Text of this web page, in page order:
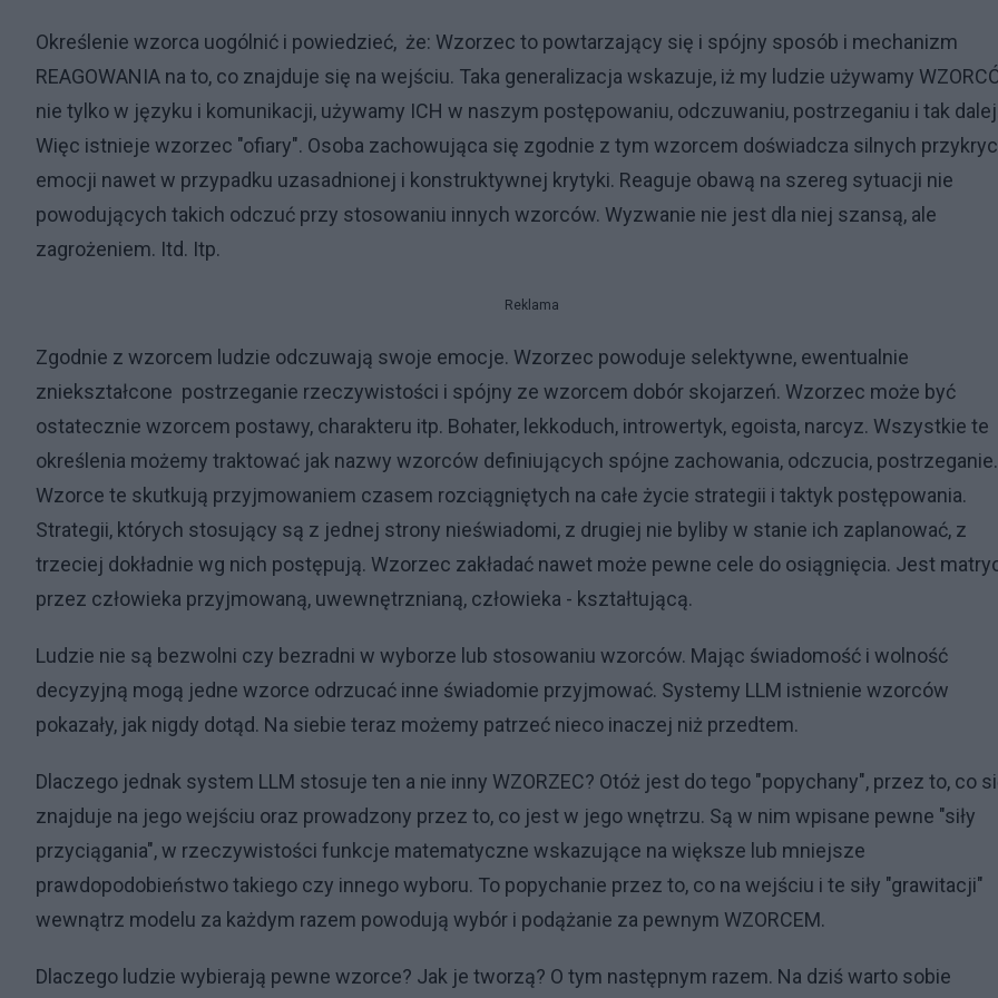
Określenie wzorca uogólnić i powiedzieć, że: Wzorzec to powtarzający się i spójny sposób i mechanizm
REAGOWANIA na to, co znajduje się na wejściu. Taka generalizacja wskazuje, iż my ludzie używamy
nie tylko w języku i komunikacji, używamy ICH w naszym postępowaniu, odczuwaniu, postrzeganiu i tak
Więc istnieje wzorzec "ofiary". Osoba zachowująca się zgodnie z tym wzorcem doświadcza silnych
emocji nawet w przypadku uzasadnionej i konstruktywnej krytyki. Reaguje obawą na szereg sytuacji nie
powodujących takich odczuć przy stosowaniu innych wzorców. Wyzwanie nie jest dla niej szansą, ale
zagrożeniem. Itd. Itp.
Reklama
Zgodnie z wzorcem ludzie odczuwają swoje emocje. Wzorzec powoduje selektywne, ewentualnie
zniekształcone postrzeganie rzeczywistości i spójny ze wzorcem dobór skojarzeń. Wzorzec może być
ostatecznie wzorcem postawy, charakteru itp. Bohater, lekkoduch, introwertyk, egoista, narcyz. Wszystkie te
określenia możemy traktować jak nazwy wzorców definiujących spójne zachowania, odczucia, postrzeganie.
Wzorce te skutkują przyjmowaniem czasem rozciągniętych na całe życie strategii i taktyk postępowania.
Strategii, których stosujący są z jednej strony nieświadomi, z drugiej nie byliby w stanie ich zaplanować, z
trzeciej dokładnie wg nich postępują. Wzorzec zakładać nawet może pewne cele do osiągnięcia. Jest
przez człowieka przyjmowaną, uwewnętrznianą, człowieka - kształtującą.
Ludzie nie są bezwolni czy bezradni w wyborze lub stosowaniu wzorców. Mając świadomość i wolność
decyzyjną mogą jedne wzorce odrzucać inne świadomie przyjmować. Systemy LLM istnienie wzorców
pokazały, jak nigdy dotąd. Na siebie teraz możemy patrzeć nieco inaczej niż przedtem.
Dlaczego jednak system LLM stosuje ten a nie inny WZORZEC? Otóż jest do tego "popychany", przez to, co
znajduje na jego wejściu oraz prowadzony przez to, co jest w jego wnętrzu. Są w nim wpisane pewne "siły
przyciągania", w rzeczywistości funkcje matematyczne wskazujące na większe lub mniejsze
prawdopodobieństwo takiego czy innego wyboru. To popychanie przez to, co na wejściu i te siły "grawitacji"
wewnątrz modelu za każdym razem powodują wybór i podążanie za pewnym WZORCEM.
Dlaczego ludzie wybierają pewne wzorce? Jak je tworzą? O tym następnym razem. Na dziś warto sobie